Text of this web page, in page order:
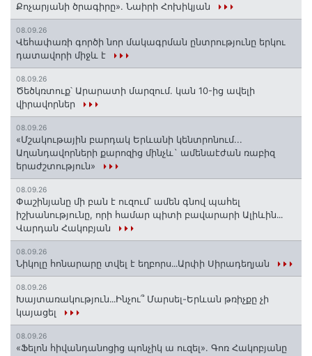
Քոչարյանի ծրագիրը». Նաիրի Հոխիկյան
08.09.26
Վեհափառի գործի նոր մակագրման ընտրությունը երկու
դատավորի միջև է
08.09.26
Ծեծկռտուք՝ Արարատի մարզում. կան 10-ից ավելի
վիրավորներ
08.09.26
«Մշակութային բարդակ Երևանի կենտրոնում...
Աղանդավորների քարոզից մինչև` ամենաէժան ռաբիզ
երաժշտություն»
08.09.26
Փաշինյանը մի բան է ուզում՝ ամեն գնով պահել
իշխանությունը, որի համար պիտի բավարարի Ալիևին․․․
Վարդան Հակոբյան
08.09.26
Նիկոլը հոնարարը տվել է եղբորս․․․Արփի Սիրադեղյան
08.09.26
Խայտառակություն․․․Ինչու՞ Մարսել-Երևան թռիչքը չի
կայացել
08.09.26
«Ֆելոն հիվանդանոցից պոնչիկ ա ուզել». Գոռ Հակոբյանը